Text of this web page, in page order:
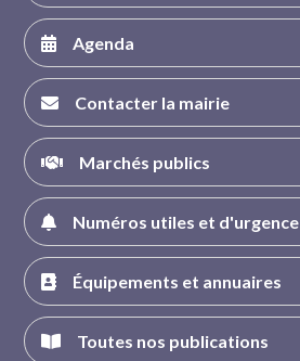
Agenda
Contacter la mairie
Marchés publics
Numéros utiles et d'urgence
Équipements et annuaires
Toutes nos publications